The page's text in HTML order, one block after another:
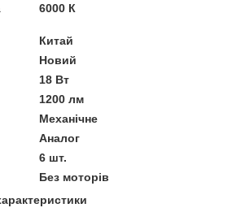
6000 К
Китай
Новий
18 Вт
1200 лм
Механічне
Аналог
6 шт.
Без моторів